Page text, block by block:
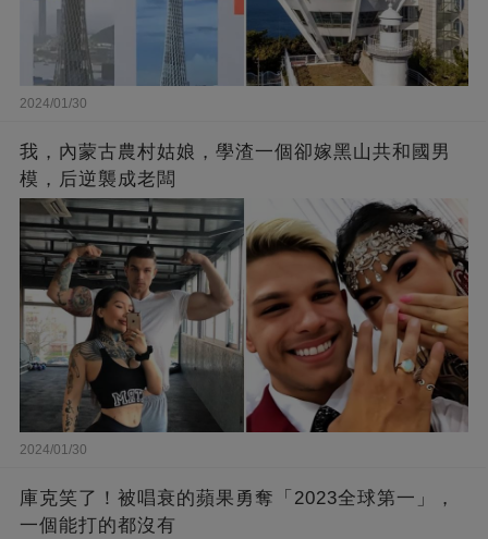
2024/01/30
我，內蒙古農村姑娘，學渣一個卻嫁黑山共和國男
模，后逆襲成老闆
2024/01/30
庫克笑了！被唱衰的蘋果勇奪「2023全球第一」，
一個能打的都沒有